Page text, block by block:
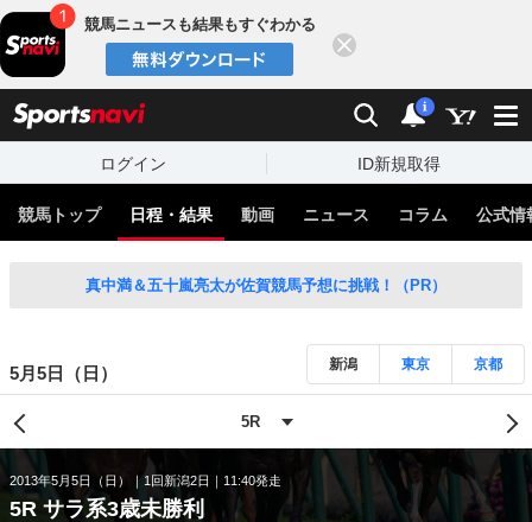
競馬ニュースも結果もすぐわかる
検索 通知
i
ログイン ID新規取得
競馬トップ 日程・結果 動画 ニュース コラム 公式情
真中満＆五十嵐亮太が佐賀競馬予想に挑戦！（PR）
5月5日（日） 新潟 東京 京都
2013年5月5日（日） 1回新潟2日 11:40発走
5R サラ系3歳未勝利